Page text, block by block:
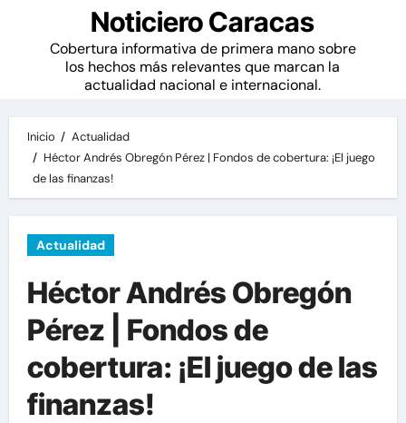
Noticiero Caracas
Cobertura informativa de primera mano sobre
los hechos más relevantes que marcan la
actualidad nacional e internacional.
Inicio
Actualidad
Héctor Andrés Obregón Pérez | Fondos de cobertura: ¡El juego
de las finanzas!
Actualidad
Héctor Andrés Obregón
Pérez | Fondos de
cobertura: ¡El juego de las
finanzas!